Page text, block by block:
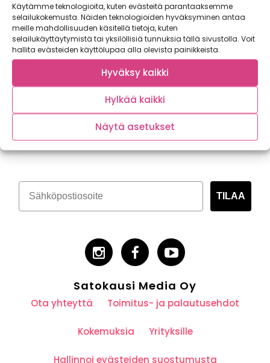
Käytämme teknologioita, kuten evästeitä parantaaksemme
selailukokemusta. Näiden teknologioiden hyväksyminen antaa
meille mahdollisuuden käsitellä tietoja, kuten
selailukäyttäytymistä tai yksilöllisiä tunnuksia tällä sivustolla. Voit
hallita evästeiden käyttölupaa alla olevista painikkeista.
Hyväksy kaikki
Hylkää kaikki
Näytä asetukset
Tilaa kasvispitoinen uutiskirje
TILAA
Satokausi Media Oy
Ota yhteyttä Toimitus- ja palautusehdot
Kokemuksia Yrityksille
Hallinnoi evästeiden suostumusta